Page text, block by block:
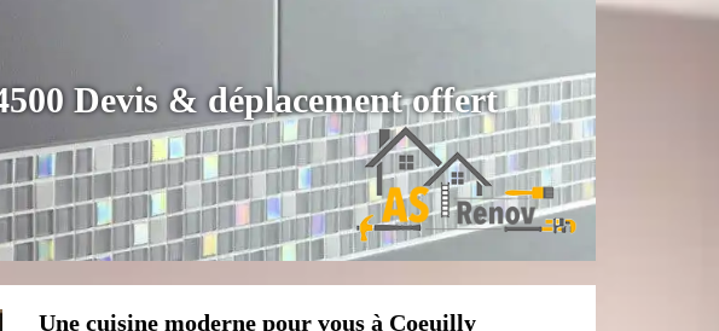
Devis & déplacement offert
Une cuisine moderne pour vous à Coeuilly